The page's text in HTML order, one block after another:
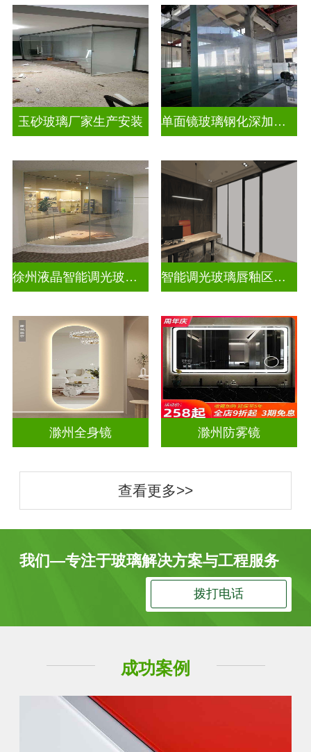
玉砂玻璃厂家生产安装 单面镜玻璃钢化深加工玻璃
徐州液晶智能调光玻璃定做电话 智能调光玻璃唇釉区别图片高清
滁州全身镜 滁州防雾镜
查看更多>>
我们—专注于玻璃解决方案与工程服务
拨打电话
成功案例